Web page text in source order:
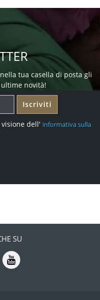
tua casella di posta gli
novità!
Iscriviti
dell' informativa sulla
SU